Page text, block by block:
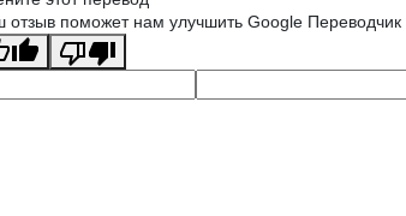
отзыв поможет нам улучшить Google Переводчик